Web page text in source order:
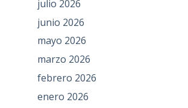
julio 2026
junio 2026
mayo 2026
marzo 2026
febrero 2026
enero 2026